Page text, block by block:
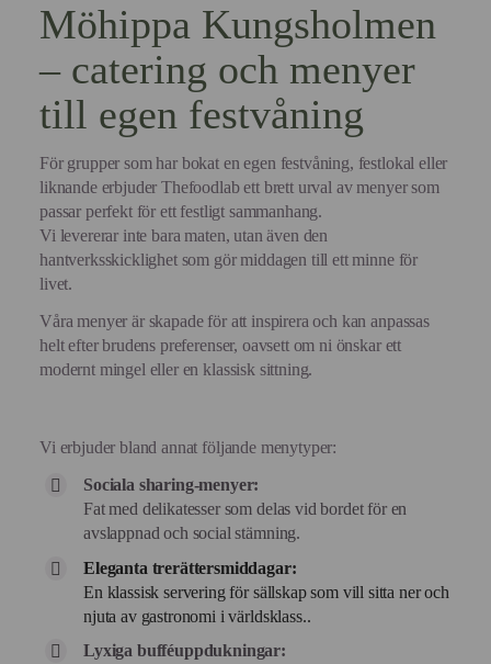
Möhippa Kungsholmen
– catering och menyer
till egen festvåning
För grupper som har bokat en egen festvåning, festlokal eller
liknande erbjuder Thefoodlab ett brett urval av menyer som
passar perfekt för ett festligt sammanhang.
Vi levererar inte bara maten, utan även den
hantverksskicklighet som gör middagen till ett minne för
livet.
Våra menyer är skapade för att inspirera och kan anpassas
helt efter brudens preferenser, oavsett om ni önskar ett
modernt mingel eller en klassisk sittning.
Vi erbjuder bland annat följande menytyper:
Sociala sharing-menyer:
Fat med delikatesser som delas vid bordet för en
avslappnad och social stämning.
Eleganta trerättersmiddagar:
En klassisk servering för sällskap som vill sitta ner och
njuta av gastronomi i världsklass..
Lyxiga bufféuppdukningar: